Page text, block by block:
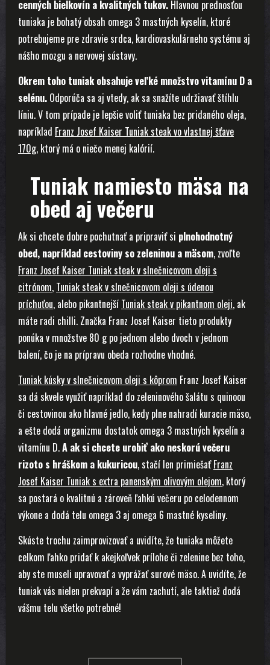
cenných bielkovín a kvalitných tukov. Hlavnou prednosťou
tuniaka je bohatý obsah omega 3 mastných kyselín, ktoré
potrebujeme pre zdravie srdca, kardiovaskulárneho systému aj
nášho mozgu a nervovej sústavy.
Okrem toho tuniak obsahuje veľké množstvo vitamínu D a
selénu. Odporúča sa aj vtedy, ak sa snažíte udržiavať štíhlu
líniu. V tom prípade je lepšie voliť tuniaka bez pridaného oleja,
napríklad Franz Josef Kaiser Tuniak steak vo vlastnej šťave
170g, ktorý má o niečo menej kalórií.
Tuniak namiesto mäsa na
obed aj večeru
Ak si chcete dobre pochutnať a pripraviť si plnohodnotný
obed, napríklad cestoviny so zeleninou a mäsom, zvoľte
Franz Josef Kaiser Tuniak steak v slnečnicovom oleji s
citrónom, Tuniak steak v slnečnicovom oleji s údenou
príchuťou, alebo pikantnejší Tuniak steak v pikantnom oleji, ak
máte radi chilli. Značka Franz Josef Kaiser tieto produkty
ponúka v množstve 80 g po jednom alebo dvoch v jednom
balení, čo je na prípravu obeda rozhodne vhodné.
Tuniak kúsky v slnečnicovom oleji s kôprom Franz Josef Kaiser
sa dá skvele využiť napríklad do zeleninového šalátu s quinoou
či cestovinou ako hlavné jedlo, kedy plne nahradí kuracie mäso,
a ešte dodá organizmu dostatok omega 3 mastných kyselín a
vitamínu D.A ak si chcete urobiť ako neskorú večeru
rizoto s hráškom a kukuricou, stačí len primiešaťFranz
Josef Kaiser Tuniak s extra panenským olivovým olejom, ktorý
sa postará o kvalitnú a zároveň ľahkú večeru po celodennom
výkone a dodá telu omega 3 aj omega 6 mastné kyseliny.
Skúste trochu zaimprovizovať a uvidíte, že tuniaka môžete
celkom ľahko pridať k akejkoľvek prílohe či zelenine bez toho,
aby ste museli upravovať a vyprážať surové mäso. A uvidíte, že
tuniak vás nielen prekvapí a že vám zachutí, ale taktiež dodá
vášmu telu všetko potrebné!